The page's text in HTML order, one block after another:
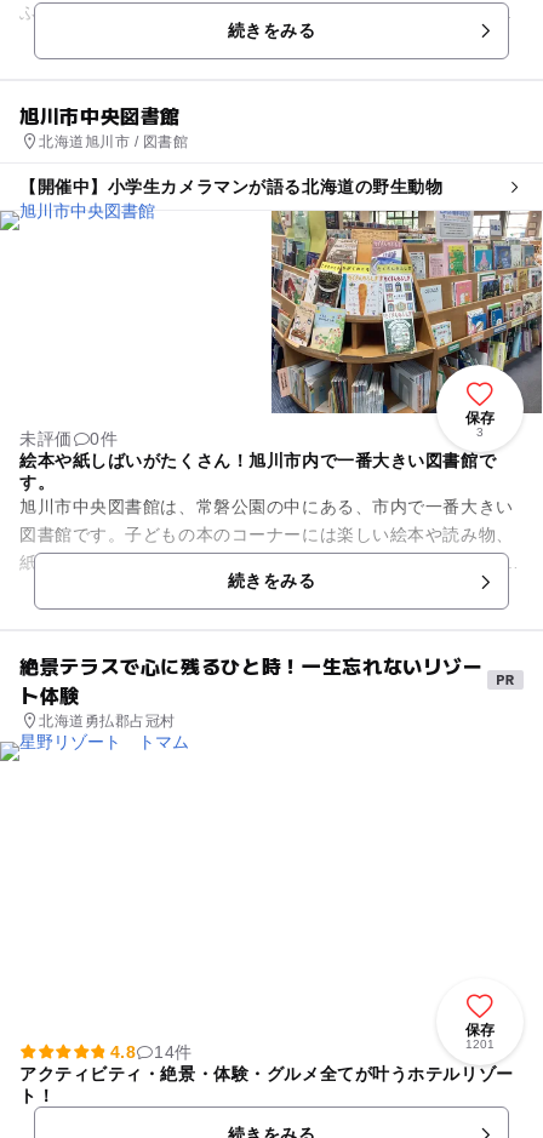
ふしぎらんどでは宇宙や生命、光や水のふしぎに迫る体験型展
示も公開しています。 この...続きをみる
旭川市中央図書館
北海道旭川市 / 図書館
【開催中】小学生カメラマンが語る北海道の野生動物
保存
3
未評価
0件
絵本や紙しばいがたくさん！旭川市内で一番大きい図書館で
す。
旭川市中央図書館は、常磐公園の中にある、市内で一番大きい
図書館です。子どもの本のコーナーには楽しい絵本や読み物、
紙しばいなどがたくさん！ 赤ちゃん絵本コーナーやおはなしの
へやはカーペット敷きに...続きをみる
絶景テラスで心に残るひと時！一生忘れないリゾー
ト体験
北海道勇払郡占冠村
保存
1201
4.8
14件
アクティビティ・絶景・体験・グルメ全てが叶うホテルリゾー
ト！
続きをみる